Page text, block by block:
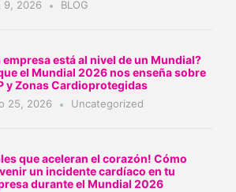
9, 2026 BLOG
empresa está al nivel de un Mundial?
el Mundial 2026 nos enseña sobre
y Zonas Cardioprotegidas
25, 2026 Uncategorized
que aceleran el corazón! Cómo
un incidente cardíaco en tu
durante el Mundial 2026